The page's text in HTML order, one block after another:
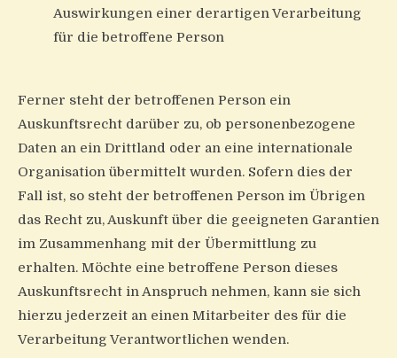
Auswirkungen einer derartigen Verarbeitung
für die betroffene Person
Ferner steht der betroffenen Person ein
Auskunftsrecht darüber zu, ob personenbezogene
Daten an ein Drittland oder an eine internationale
Organisation übermittelt wurden. Sofern dies der
Fall ist, so steht der betroffenen Person im Übrigen
das Recht zu, Auskunft über die geeigneten Garantien
im Zusammenhang mit der Übermittlung zu
erhalten. Möchte eine betroffene Person dieses
Auskunftsrecht in Anspruch nehmen, kann sie sich
hierzu jederzeit an einen Mitarbeiter des für die
Verarbeitung Verantwortlichen wenden.